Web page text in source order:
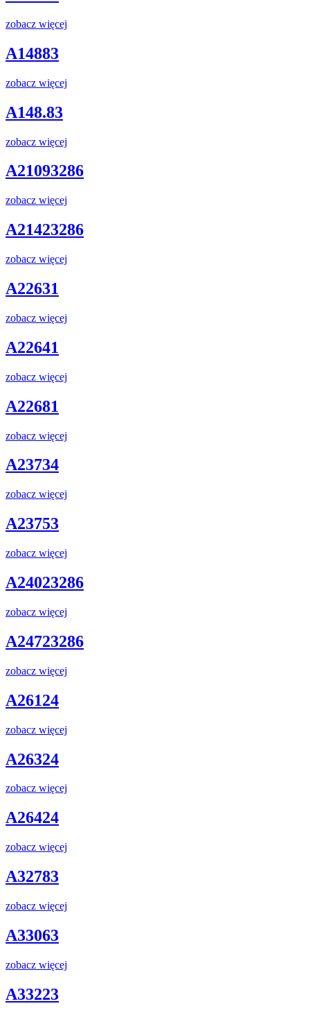
zobacz więcej
A14883
zobacz więcej
A148.83
zobacz więcej
A21093286
zobacz więcej
A21423286
zobacz więcej
A22631
zobacz więcej
A22641
zobacz więcej
A22681
zobacz więcej
A23734
zobacz więcej
A23753
zobacz więcej
A24023286
zobacz więcej
A24723286
zobacz więcej
A26124
zobacz więcej
A26324
zobacz więcej
A26424
zobacz więcej
A32783
zobacz więcej
A33063
zobacz więcej
A33223